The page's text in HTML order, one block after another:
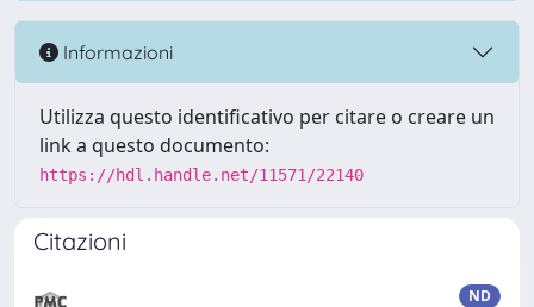
Informazioni
Utilizza questo identificativo per citare o creare un
link a questo documento:
https://hdl.handle.net/11571/22140
Citazioni
ND